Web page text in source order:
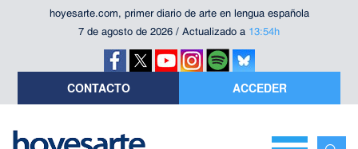
hoyesarte.com, primer diario de arte en lengua española
7 de agosto de 2026 / Actualizado a 13:54h
CONTACTO ACCEDER